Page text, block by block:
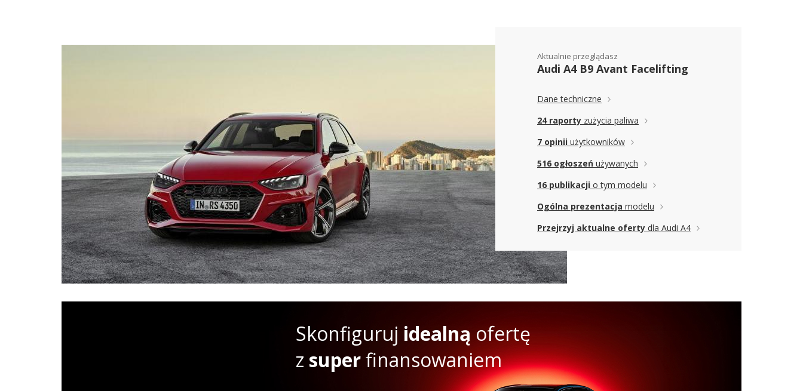
Aktualnie przeglądasz
Audi A4 B9 Avant Facelifting
Dane techniczne
24 raporty zużycia paliwa
7 opinii użytkowników
516 ogłoszeń używanych
16 publikacji o tym modelu
Ogólna prezentacja modelu
Przejrzyj aktualne oferty dla Audi A4
Skonfiguruj idealną ofertę
z superfinansowaniem